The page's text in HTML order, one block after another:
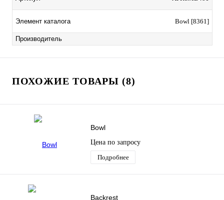
Элемент каталога Bowl [8361]
Производитель
ПОХОЖИЕ ТОВАРЫ (8)
Bowl
Цена по запросу
Подробнее
Backrest